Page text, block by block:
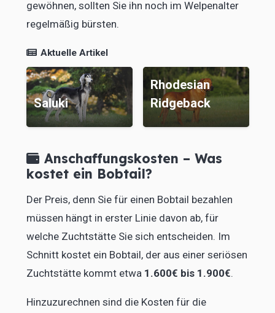
gewöhnen, sollten Sie ihn noch im Welpenalter
regelmäßig bürsten.
Aktuelle Artikel
Saluki
Rhodesian
Ridgeback
Anschaffungskosten – Was
kostet ein Bobtail?
Der Preis, denn Sie für einen Bobtail bezahlen
müssen hängt in erster Linie davon ab, für
welche Zuchtstätte Sie sich entscheiden. Im
Schnitt kostet ein Bobtail, der aus einer seriösen
Zuchtstätte kommt etwa 1.600€ bis 1.900€.
Hinzuzurechnen sind die Kosten für die